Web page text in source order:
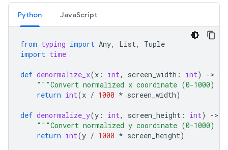
Python JavaScript
from typing import Any, List,
Tuple
import time
def denormalize_x(x : int, screen_width : int) ->
"""Convert normalized x coordinate (0-1000)
return int(x / 1000 * screen_width)
def denormalize_y(y : int, screen_height : int) ->
"""Convert normalized y coordinate (0-1000)
return int(y / 1000 * screen_height)